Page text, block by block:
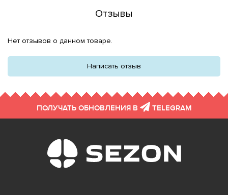
Отзывы
Нет отзывов о данном товаре.
Написать отзыв
ПОЛУЧАТЬ ОБНОВЛЕНИЯ В TELEGRAM